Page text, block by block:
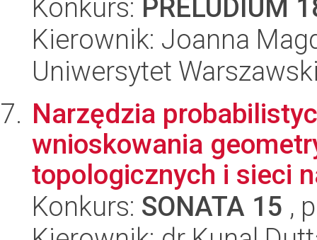
Konkurs: PRELUDIUM
Kierownik: Joanna
Uniwersytet
Narzędzia
wnioskowania
topologicznych i sieci
Konkurs: SONATA 15 ,